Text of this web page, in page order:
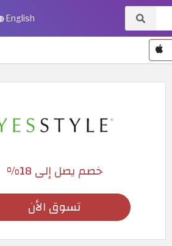
English
خصم يصل إلى 18%
تسوق الأن